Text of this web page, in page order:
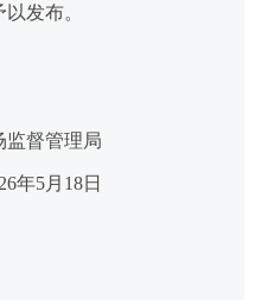
发布。
监督管理局
年5月18日